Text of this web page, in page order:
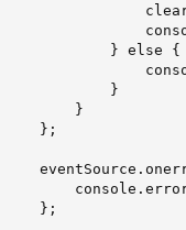
} else {
}
}
};
};